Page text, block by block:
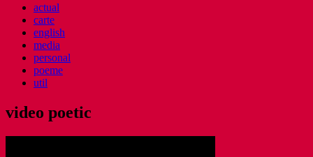
actual
carte
english
media
personal
poeme
util
video poetic